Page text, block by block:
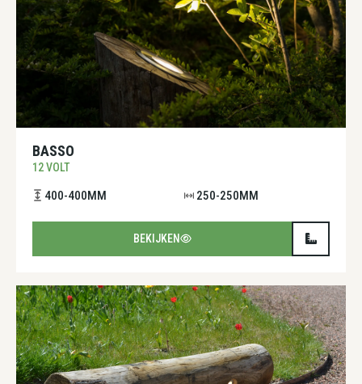
BASSO
12 VOLT
400-400MM 250-250MM
BEKIJKEN